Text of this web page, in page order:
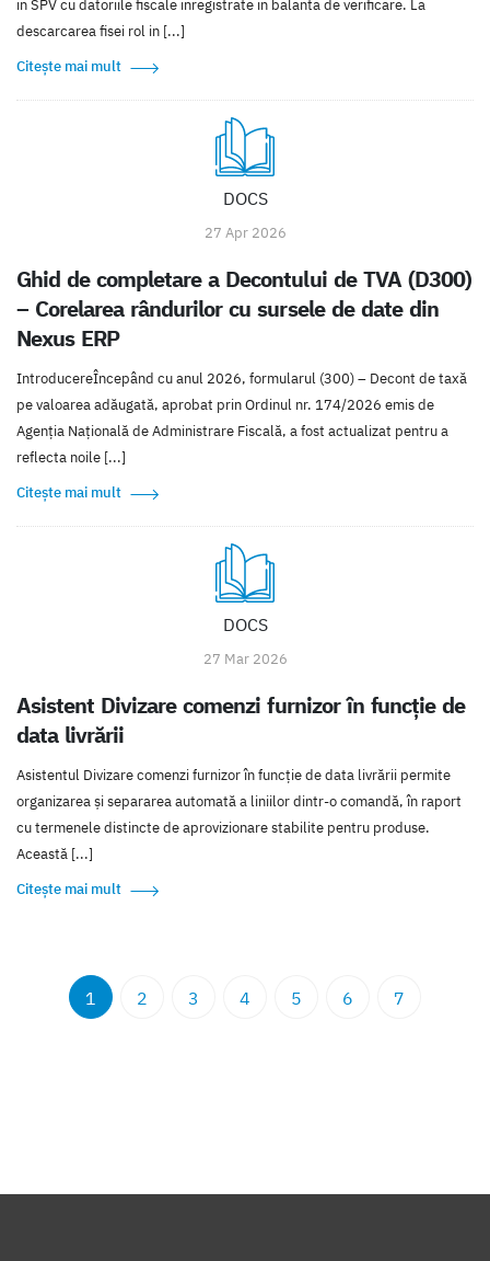
in SPV cu datoriile fiscale inregistrate in balanta de verificare. La
descarcarea fisei rol in [...]
Citește mai mult
DOCS
27 Apr 2026
Ghid de completare a Decontului de TVA (D300)
– Corelarea rândurilor cu sursele de date din
Nexus ERP
IntroducereÎncepând cu anul 2026, formularul (300) – Decont de taxă
pe valoarea adăugată, aprobat prin Ordinul nr. 174/2026 emis de
Agenția Națională de Administrare Fiscală, a fost actualizat pentru a
reflecta noile [...]
Citește mai mult
DOCS
27 Mar 2026
Asistent Divizare comenzi furnizor în funcție de
data livrării
Asistentul Divizare comenzi furnizor în funcție de data livrării permite
organizarea și separarea automată a liniilor dintr-o comandă, în raport
cu termenele distincte de aprovizionare stabilite pentru produse.
Această [...]
Citește mai mult
1 2 3 4 5 6 7